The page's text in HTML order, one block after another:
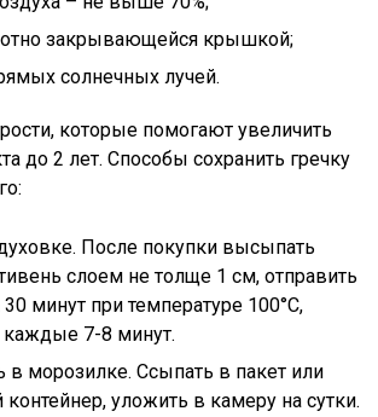
закрывающейся крышкой;
солнечных лучей.
которые помогают увеличить
до 2 лет. Способы сохранить гречку
После покупки высыпать
слоем не толще 1 см, отправить
минут при температуре 100°С,
7-8 минут.
в морозилке. Ссыпать в пакет или
уложить в камеру на сутки.